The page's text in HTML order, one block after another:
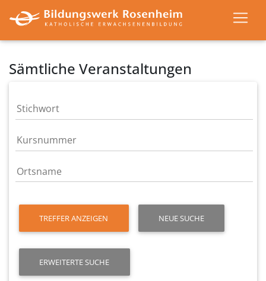
Sämtliche Veranstaltungen
TREFFER ANZEIGEN NEUE SUCHE
ERWEITERTE SUCHE